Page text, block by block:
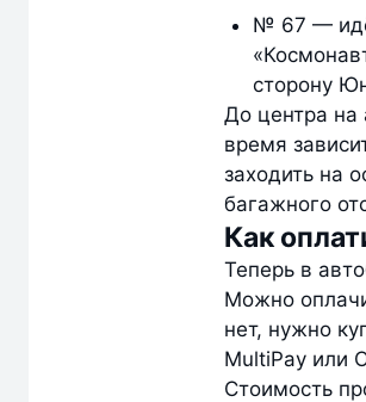
№ 67 —
сторону
До центра на
время
заходить на
багажного
Как
Теперь в
Можно
нет, нужно
MultiPay или
Стоимость